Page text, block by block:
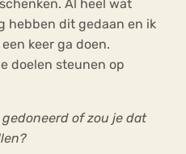
Al heel wat
hebben dit gedaan en ik
keer ga doen.
doelen steunen op
of zou je dat